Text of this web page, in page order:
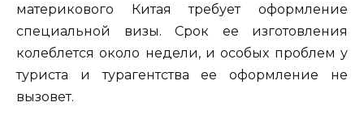
материкового Китая требует оформление
специальной визы. Срок ее изготовления
колеблется около недели, и особых проблем у
туриста и турагентства ее оформление не
вызовет.